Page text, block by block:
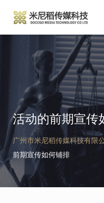
到
活动的前期宣传
广州市米尼稻传媒科技有限
前期宣传如何铺排